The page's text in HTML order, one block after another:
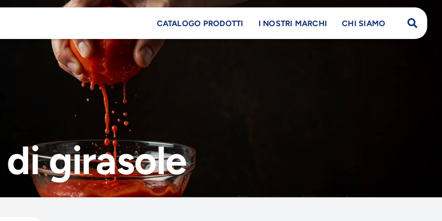
CATALOGO PRODOTTI I NOSTRI MARCHI CHI SIAMO
girasole